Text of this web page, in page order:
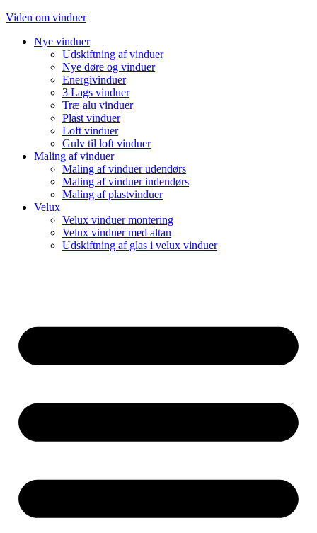
Videre
indhold
Viden om vinduer
Nye vinduer
Udskiftning af vinduer
Nye døre og vinduer
Energivinduer
3 Lags vinduer
Træ alu vinduer
Plast vinduer
Loft vinduer
Gulv til loft vinduer
Maling af vinduer
Maling af vinduer udendørs
Maling af vinduer indendørs
Maling af plastvinduer
Velux
Velux vinduer montering
Velux vinduer med altan
Udskiftning af glas i velux vinduer